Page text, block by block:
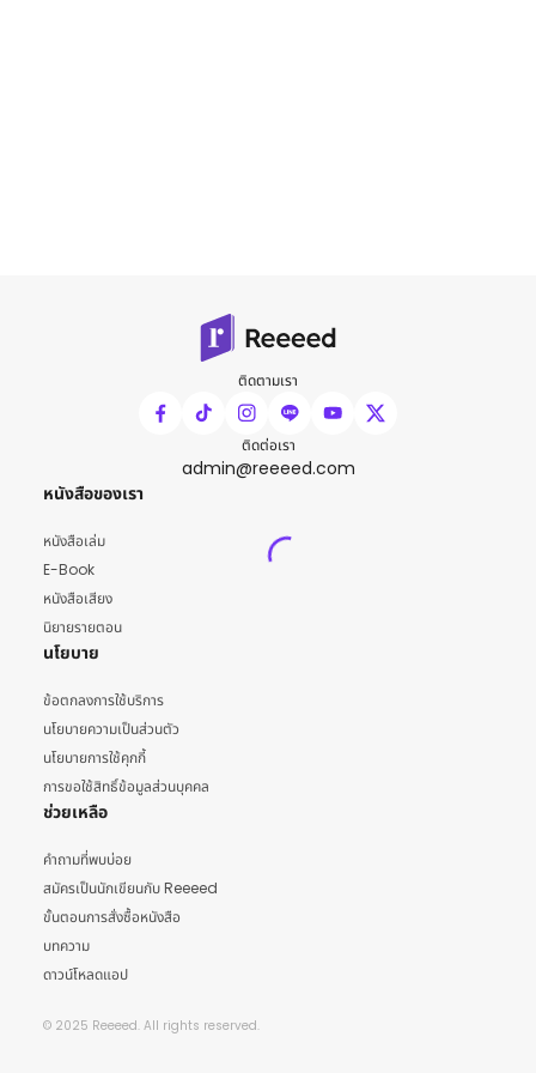
ติดตามเรา
ติดต่อเรา
admin@reeeed.com
หนังสือของเรา
หนังสือเล่ม
E-Book
หนังสือเสียง
นิยายรายตอน
นโยบาย
ข้อตกลงการใช้บริการ
นโยบายความเป็นส่วนตัว
นโยบายการใช้คุกกี้
การขอใช้สิทธิ์ข้อมูลส่วนบุคคล
ช่วยเหลือ
คำถามที่พบบ่อย
สมัครเป็นนักเขียนกับ Reeeed
ขั้นตอนการสั่งซื้อหนังสือ
บทความ
ดาวน์โหลดแอป
© 2025 Reeeed. All rights reserved.